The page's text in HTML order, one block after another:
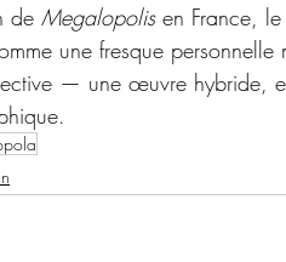
de Megalopolis en France, le
une fresque
— une œuvre hybride,